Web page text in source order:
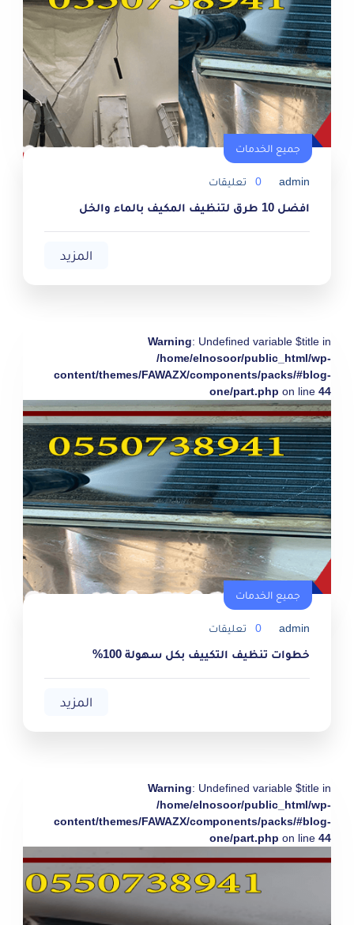
جميع الخدمات
admin
0 تعليقات
افضل 10 طرق لتنظيف المكيف بالماء والخل
المزيد
Warning: Undefined variable $title in
/home/elnosoor/public_html/wp-
content/themes/FAWAZX/components/packs/#blog-
one/part.php on line 44
جميع الخدمات
admin
0 تعليقات
خطوات تنظيف التكييف بكل سهولة 100%
المزيد
Warning: Undefined variable $title in
/home/elnosoor/public_html/wp-
content/themes/FAWAZX/components/packs/#blog-
one/part.php on line 44
جميع الخدمات